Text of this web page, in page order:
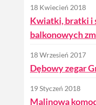
18 Kwiecień 2018
Kwiatki, bratki i
balkonowych
18 Wrzesień 2017
Dębowy zegar
19 Styczeń 2018
Malinowa